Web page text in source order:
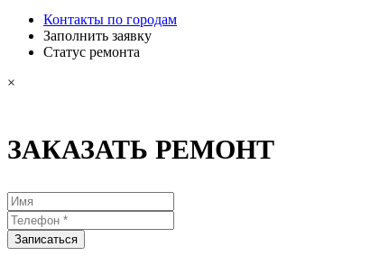
Контакты по городам
Заполнить заявку
Статус ремонта
×
ЗАКАЗАТЬ РЕМОНТ